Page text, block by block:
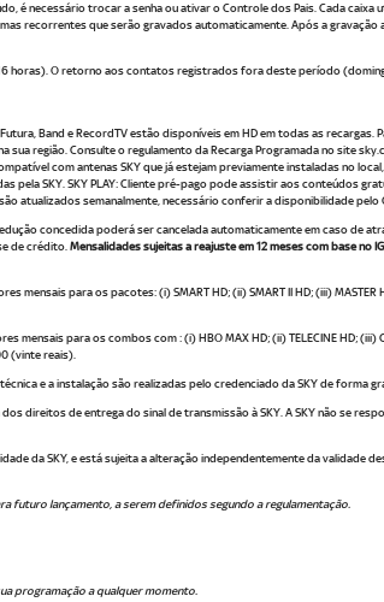
é necessário trocar a senha ou ativar o Controle dos Pais. Cada caixa
recorrentes que serão gravados automaticamente. Após a
16 horas). O retorno aos contatos registrados fora deste período
Band e RecordTV estão disponíveis em HD em todas as recargas.
região. Consulte o regulamento da Recarga Programada no site
com antenas SKY que já estejam previamente instaladas no
SKY. SKY PLAY: Cliente pré-pago pode assistir aos conteúdos
atualizados semanalmente, necessário conferir a disponibilidade pelo
concedida poderá ser cancelada automaticamente em caso de
de crédito.Mensalidades sujeitas a reajuste em 12 meses com base no
para os pacotes: (i) SMART HD; (ii) SMART II HD; (iii) MASTER
para os combos com : (i) HBO MAX HD; (ii) TELECINE HD; (iii)
(vinte reais).
e a instalação são realizadas pelo credenciado da SKY de forma
direitos de entrega do sinal de transmissão à SKY. A SKY não se
da SKY, e está sujeita a alteração independentemente da validade
futuro lançamento, a serem definidos segundo a regulamentação.
programação a qualquer momento.